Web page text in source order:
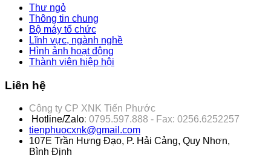
Thư ngỏ
Thông tin chung
Bộ máy tổ chức
Lĩnh vực, ngành nghề
Hình ảnh hoạt động
Thành viên hiệp hội
Liên hệ
Công ty CP XNK Tiến Phước
Hotline/Zalo: 0795.597.888 - Fax: 0256.6252257
tienphuocxnk@gmail.com
107E Trần Hưng Đạo, P. Hải Cảng, Quy Nhơn,
Bình Định